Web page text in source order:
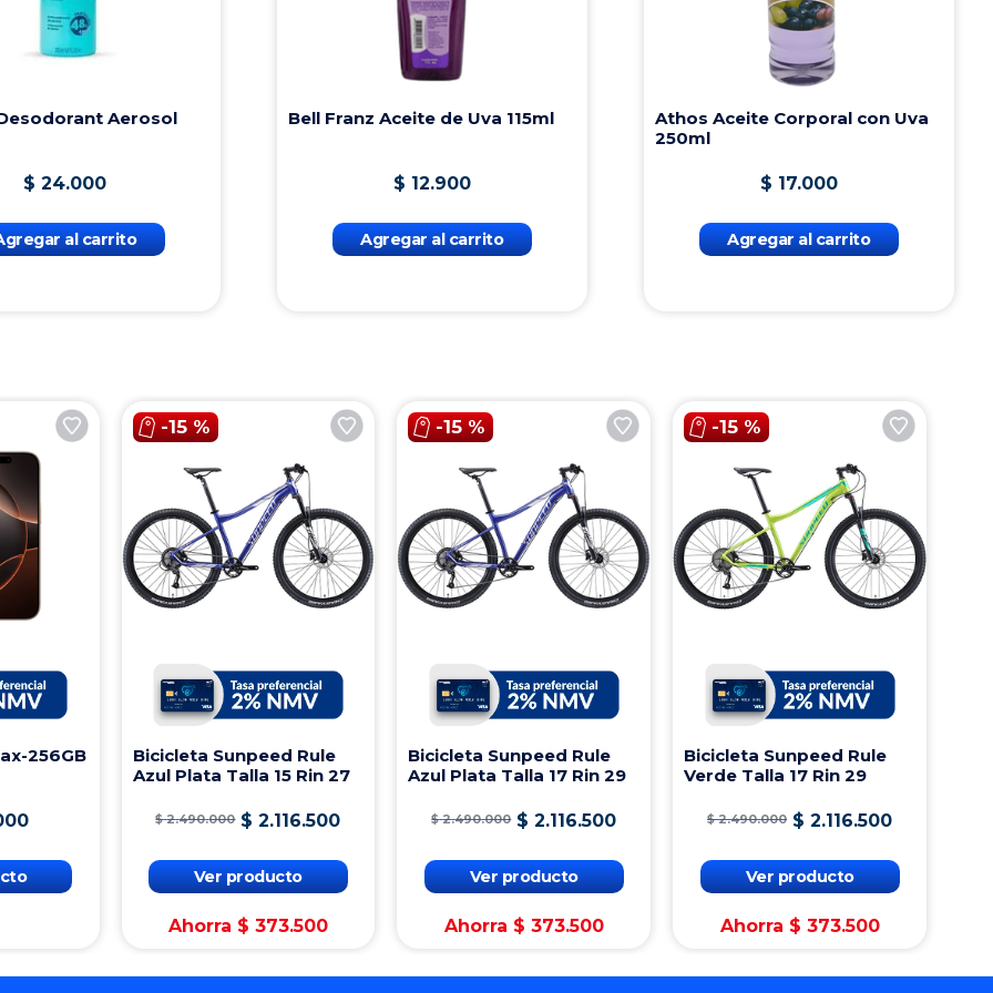
de Uva 115ml
900
carrito
Athos Aceite Corporal con Uva
000
Agregar al carrito
500
Agregar al carrito
256GB
-15 %
Bicicleta Sunpeed Rule
Azul Plata Talla 15 Rin 27
$ 2.490.000 $ 2.116.500
Ver producto
Ahorra $ 373.500
-15 %
Bicicleta Sunpeed Rule
Azul Plata Talla 17 Rin 29
$ 2.490.000 $ 2.116.500
Ver producto
Ahorra $ 373.500
-15 %
Bicicleta Sunpeed Rule
Verde Talla 17 Rin 29
$ 2.490.000 $ 2.116.500
Ver producto
Ahorra $ 373.500